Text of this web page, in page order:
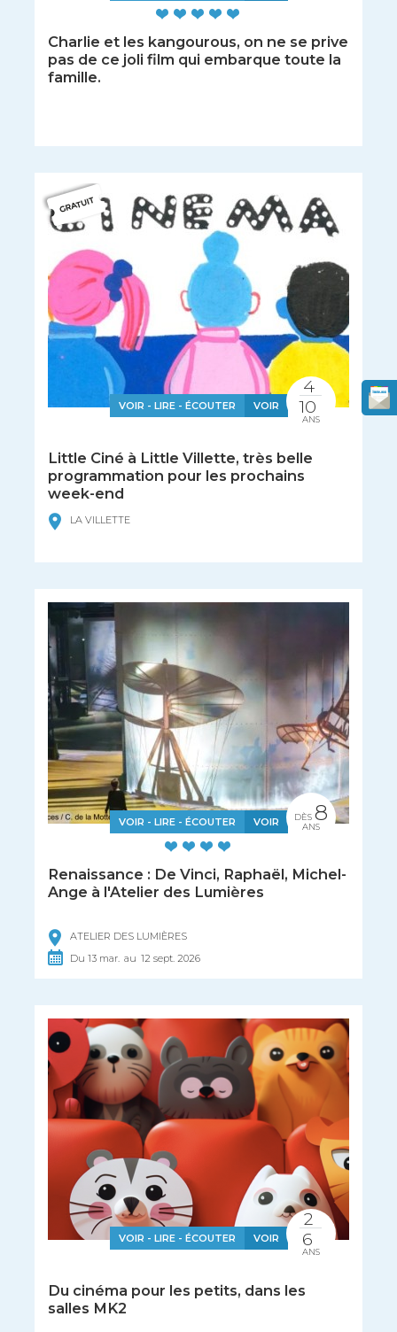
Charlie et les kangourous, on ne se prive
pas de ce joli film qui embarque toute la
famille.
VOIR - LIRE - ÉCOUTER VOIR
Little Ciné à Little Villette, très belle
programmation pour les prochains
week-end
LA VILLETTE
4
10
ANS
VOIR - LIRE - ÉCOUTER VOIR
Renaissance : De Vinci, Raphaël, Michel-
Ange à l'Atelier des Lumières
ATELIER DES LUMIÈRES
Du13 mar. au 12sept. 2026
DÈS 8
ANS
VOIR - LIRE - ÉCOUTER VOIR
Du cinéma pour les petits, dans les
salles MK2
2
6
ANS